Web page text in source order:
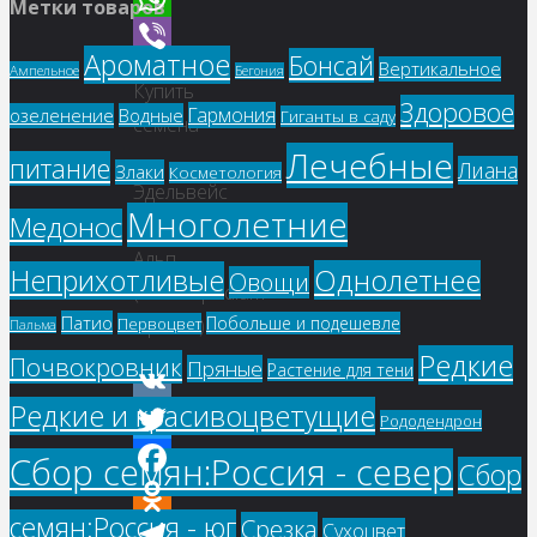
WhatsApp
Viber
Купить
семена
–
Эдельвейс
Звезда
Альп
(Leontopodium
alpinum)
VK
Twitter
Facebook
Метки товаров
Ампельное Ароматное Бегония Бонсай Вертикальное
озеленение Водные Гармония Гиганты в саду Здоровое
питание Злаки Косметология Лечебные Лиана
МедоносМноголетние
Неприхотливые Овощи Однолетнее
Пальма Патио Первоцвет Побольше и подешевле
Почвокровник Пряные Растение для тени Редкие
Редкие и красивоцветущие Рододендрон
Сбор семян:Россия - северСбор
семян:Россия - югСрезка Сухоцвет